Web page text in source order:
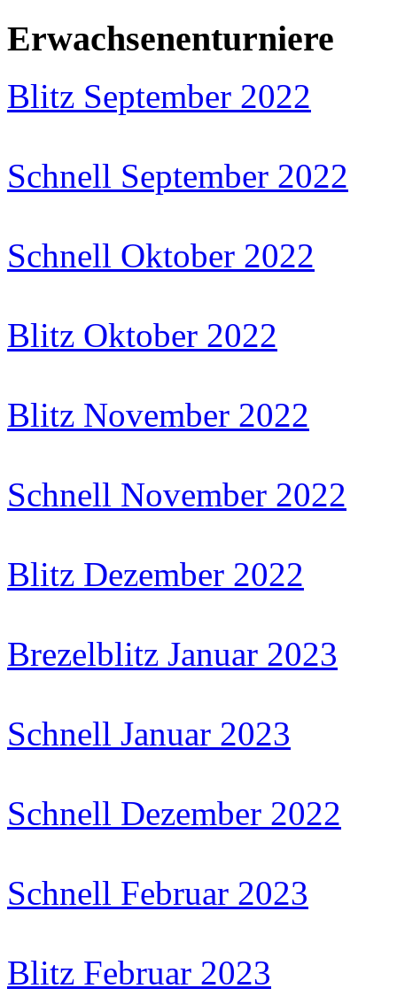
Erwachsenenturniere
Blitz September 2022
Schnell September 2022
Schnell Oktober 2022
Blitz Oktober 2022
Blitz November 2022
Schnell November 2022
Blitz Dezember 2022
Brezelblitz Januar 2023
Schnell Januar 2023
Schnell Dezember 2022
Schnell Februar 2023
Blitz Februar 2023